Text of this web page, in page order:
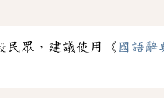
民眾，建議使用《 國語辭